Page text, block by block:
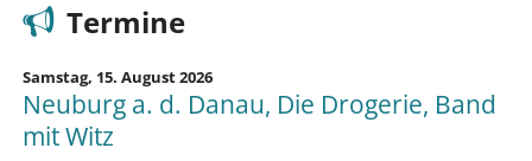
Termine
Samstag, 15. August 2026
Neuburg a. d. Danau, Die Drogerie, Band
mit Witz